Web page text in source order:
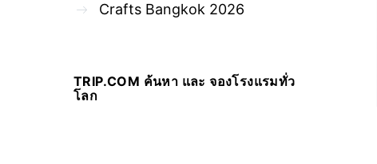
Crafts Bangkok 2026
TRIP.COM ค้นหา และ จองโรงแรมทั่ว
โลก